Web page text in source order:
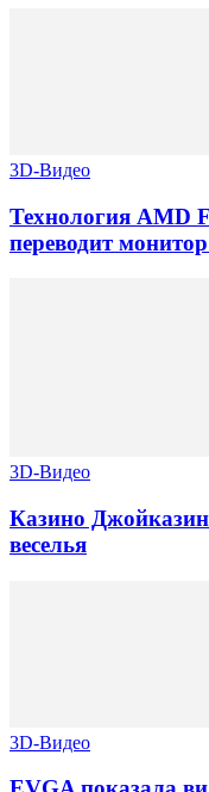
3D-Видео
Технология AMD
переводит
3D-Видео
Казино
веселья
3D-Видео